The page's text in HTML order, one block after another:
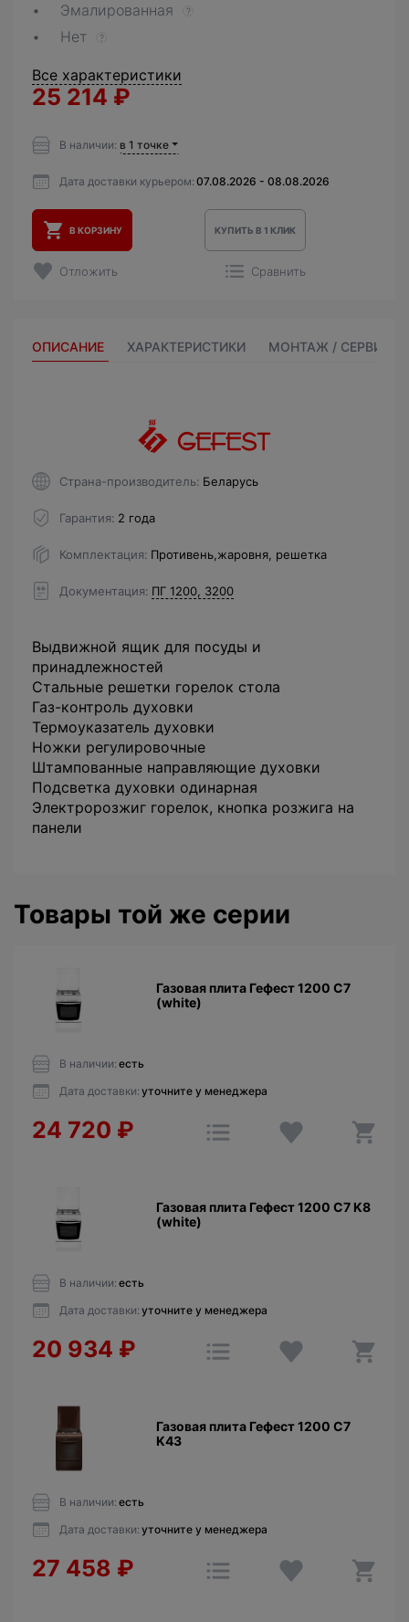
Эмалированная ?
Нет ?
Все характеристики
25 214 ₽
В наличии: в 1 точке
Дата доставки курьером: 07.08.2026 - 08.08.2026
В КОРЗИНУ КУПИТЬ В 1 КЛИК
Отложить Сравнить
ОПИСАНИЕ ХАРАКТЕРИСТИКИ МОНТАЖ / СЕРВИС
Страна-производитель Беларусь
Гарантия 2 года
Комплектация Противень,жаровня, решетка
Документация ПГ 1200, 3200
Выдвижной ящик для посуды и
принадлежностей
Стальные решетки горелок стола
Газ-контроль духовки
Термоуказатель духовки
Ножки регулировочные
Штампованные направляющие духовки
Подсветка духовки одинарная
Электророзжиг горелок, кнопка розжига на
панели
Товары той же серии
Газовая плита Гефест 1200 C7
(white)
В наличии: есть
Дата доставки: уточните у менеджера
24 720 ₽
Газовая плита Гефест 1200 C7 K8
(white)
В наличии: есть
Дата доставки: уточните у менеджера
20 934 ₽
Газовая плита Гефест 1200 C7
K43
В наличии: есть
Дата доставки: уточните у менеджера
27 458 ₽